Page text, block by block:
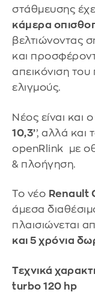
στάθμευσης
κάμερα
βελτιώνοντας
και
απεικόνιση
ελιγμούς.
Νέος είναι και ο
10,3’’, αλλά
openRlink με
& πλοήγηση.
Το νέο Renault
άμεσα
πλαισιώνεται
και 5 χρόνια
Τεχνικά
turbo 120 hp